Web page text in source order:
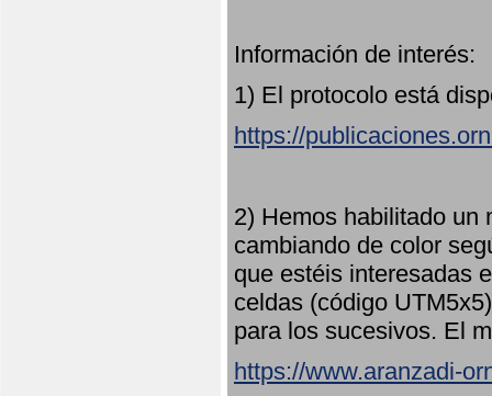
Información de interés:
1) El protocolo está
https://
2) Hemos habilitado un
cambiando de color
que estéis interesadas
celdas (código
para los sucesivos. El
https://www.aranzadi-